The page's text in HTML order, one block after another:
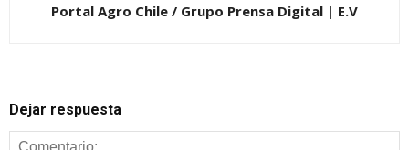
Portal Agro Chile / Grupo Prensa Digital | E.V
Dejar respuesta